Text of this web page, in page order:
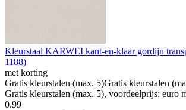
Kleurstaal KARWEI kant-en-klaar gordijn
1188)
met korting
Gratis kleurstalen (max. 5)Gratis kleurstalen
Gratis kleurstalen (max. 5), voordeelprijs: euro
0.99